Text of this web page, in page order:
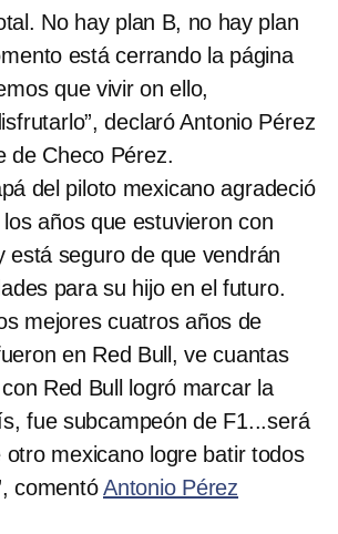
No hay plan B, no hay plan
está cerrando la página
que vivir on ello,
declaró Antonio Pérez
de Checo Pérez.
del piloto mexicano agradeció
años que estuvieron con
está seguro de que vendrán
para su hijo en el futuro.
mejores cuatros años de
en Red Bull, ve cuantas
Red Bull logró marcar la
fue subcampeón de F1...será
otro mexicano logre batir todos
comentóAntonio Pérez